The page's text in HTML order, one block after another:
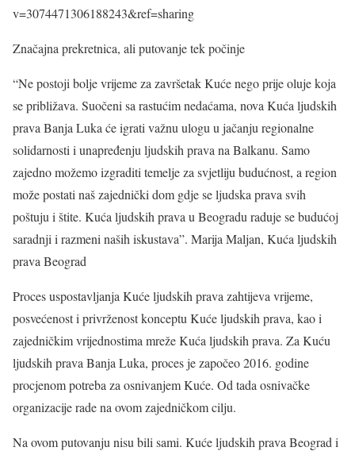
v=3074471306188243&ref=sharing
Značajna prekretnica, ali putovanje tek počinje
“Ne postoji bolje vrijeme za završetak Kuće nego prije oluje koja
se približava. Suočeni sa rastućim nedaćama, nova Kuća ljudskih
prava Banja Luka će igrati važnu ulogu u jačanju regionalne
solidarnosti i unapređenju ljudskih prava na Balkanu. Samo
zajedno možemo izgraditi temelje za svjetliju budućnost, a region
može postati naš zajednički dom gdje se ljudska prava svih
poštuju i štite. Kuća ljudskih prava u Beogradu raduje se budućoj
saradnji i razmeni naših iskustava”. Marija Maljan, Kuća ljudskih
prava Beograd
Proces uspostavljanja Kuće ljudskih prava zahtijeva vrijeme,
posvećenost i privrženost konceptu Kuće ljudskih prava, kao i
zajedničkim vrijednostima mreže Kuća ljudskih prava. Za Kuću
ljudskih prava Banja Luka, proces je započeo 2016. godine
procjenom potreba za osnivanjem Kuće. Od tada osnivačke
organizacije rade na ovom zajedničkom cilju.
Na ovom putovanju nisu bili sami. Kuće ljudskih prava Beograd i